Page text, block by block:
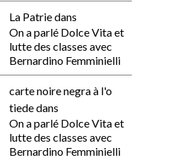
La Patriedans
On a parlé Dolce Vita et
lutte des classes avec
Bernardino Femminielli
carte noire negra à l'o
tiededans
On a parlé Dolce Vita et
lutte des classes avec
Bernardino Femminielli